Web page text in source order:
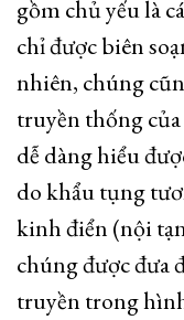
gồm chủ yếu là
chỉ được biên
nhiên, chúng
truyền thống
dễ dàng hiểu
do khẩu tụng
kinh điển (nội
chúng được đưa
truyền trong